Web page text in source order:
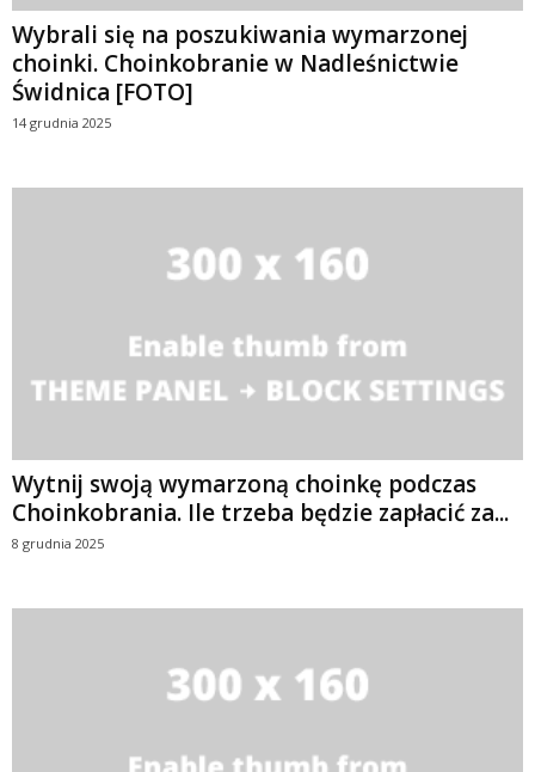
Wybrali się na poszukiwania wymarzonej
choinki. Choinkobranie w Nadleśnictwie
Świdnica [FOTO]
14 grudnia 2025
Wytnij swoją wymarzoną choinkę podczas
Choinkobrania. Ile trzeba będzie zapłacić za...
8 grudnia 2025